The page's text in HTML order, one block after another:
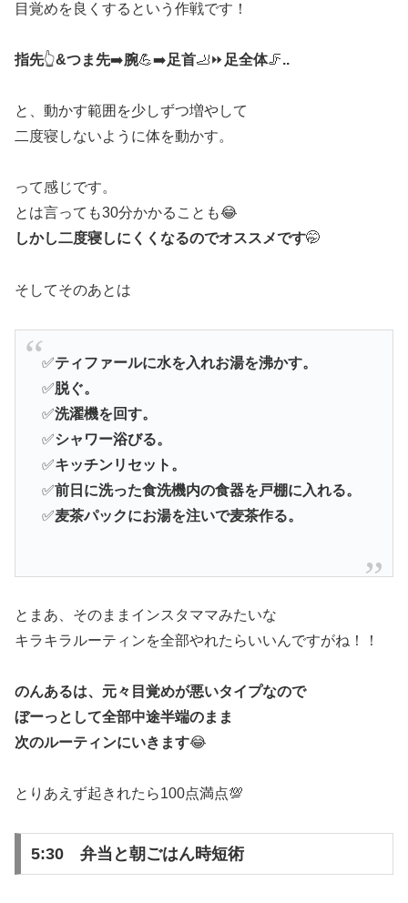
目覚めを良くするという作戦です！
指先👆&つま先➡️腕💪➡️足首🦶⏩足全体🦵..
と、動かす範囲を少しずつ増やして
二度寝しないように体を動かす。
って感じです。
とは言っても30分かかることも😂
しかし二度寝しにくくなるのでオススメです🤭
そしてそのあとは
✅ティファールに水を入れお湯を沸かす。
✅脱ぐ。
✅洗濯機を回す。
✅シャワー浴びる。
✅キッチンリセット。
✅前日に洗った食洗機内の食器を戸棚に入れる。
✅麦茶パックにお湯を注いで麦茶作る。
とまあ、そのままインスタママみたいな
キラキラルーティンを全部やれたらいいんですがね！！
のんあるは、元々目覚めが悪いタイプなので
ぼーっとして全部中途半端のまま
次のルーティンにいきます😂
とりあえず起きれたら100点満点💯
5:30 弁当と朝ごはん時短術